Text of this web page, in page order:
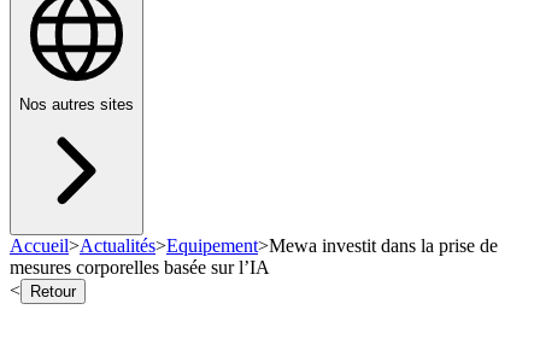
Nos autres sites
Accueil>Actualités>Equipement>Mewa investit dans la prise de
mesures corporelles basée sur l’IA
<
Retour